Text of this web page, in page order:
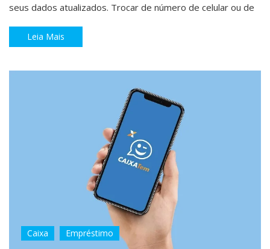
seus dados atualizados. Trocar de número de celular ou de
Leia Mais
Caixa Empréstimo